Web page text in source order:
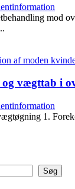
mod
vægttab i
1.
Søg